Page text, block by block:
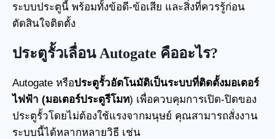
ระบบประตูนี้ พร้อมทั้งข้อดี-ข้อเสีย และสิ่งที่ควรรู้ก่อน
ตัดสินใจติดตั้ง
ประตูรั้วเลื่อน Autogate คืออะไร?
Autogate หรือประตูรั้วอัตโนมัติเป็นระบบที่ติดตั้งมอเตอร์
ไฟฟ้า (มอเตอร์ประตูรีโมท) เพื่อควบคุมการเปิด-ปิดของ
ประตูรั้วโดยไม่ต้องใช้แรงจากมนุษย์ คุณสามารถสั่งงาน
ระบบนี้ได้หลากหลายวิธี เช่น